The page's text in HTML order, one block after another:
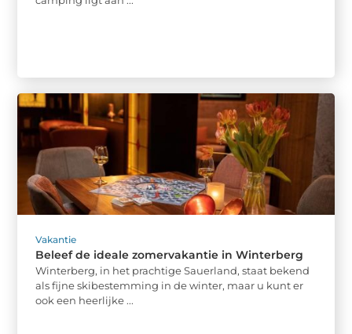
Vakantie
Beleef de ideale zomervakantie in Winterberg
Winterberg, in het prachtige Sauerland, staat bekend
als fijne skibestemming in de winter, maar u kunt er
ook een heerlijke ...